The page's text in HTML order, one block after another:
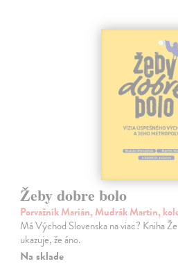
Žeby dobre bolo
Porvažník Marián, Mudrák Martin,
Má Východ Slovenska na viac? Kniha
ukazuje, že áno.
Na sklade